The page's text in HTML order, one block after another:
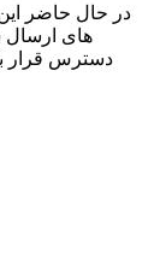
در حال حاضر
های ارسال
دسترس قرار